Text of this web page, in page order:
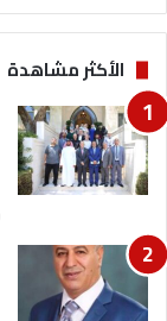
ة
غ
دً
ا
ع
ن
ا
ت
ه
ي
ل
"
ل
الأكثر مشاهدة